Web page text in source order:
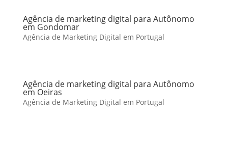
Agência de marketing digital para Autônomo
em Gondomar
Agência de Marketing Digital em Portugal
Agência de marketing digital para Autônomo
em Oeiras
Agência de Marketing Digital em Portugal